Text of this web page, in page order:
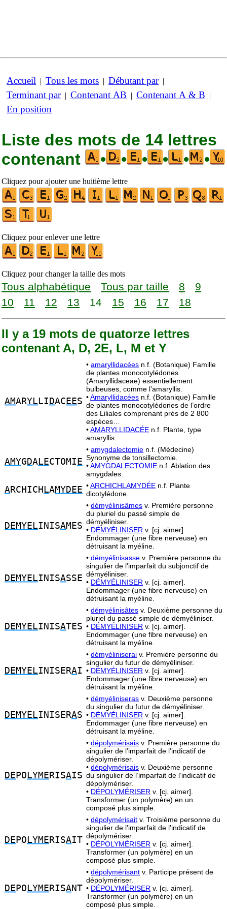
Accueil | Tous les mots | Débutant par|
Terminant par| Contenant AB | Contenant A & B |
En position
Liste des mots de 14 lettres
contenant
• • • • • •
Cliquez pour ajouter une huitième lettre
Cliquez pour enlever une lettre
Cliquez pour changer la taille des mots
Tous alphabétique Tous par taille 8
9
10
11 12 13 14 15 16 17 18
Il y a 19 mots de quatorze lettres
contenant A, D, 2E, L, M et Y
AMARYL LI DAC EES
• amaryllidacées n.f. (Botanique) Famille
de plantes monocotylédones
(Amaryllidaceae) essentiellement
bulbeuses, comme l’amaryllis.
•Amaryllidacées n.f. (Botanique) Famille
de plantes monocotylédones de l’ordre
des Liliales comprenant près de 2 800
espèces…
•AMARYLLIDACÉE n.f. Plante, type
amaryllis.
AMYG DALECTOMI E
• amygdalectomie n.f. (Médecine)
Synonyme de tonsillectomie.
•AMYGDALECTOMIE n.f. Ablation des
amygdales.
ARCHICH LAMYDEE •ARCHICHLAMYDÉE n.f. Plante
dicotylédone.
DEMYELINISAMES
• démyélinisâmes v. Première personne
du pluriel du passé simple de
démyéliniser.
• DÉMYÉLINISER v. [cj. aimer].
Endommager (une fibre nerveuse) en
détruisant la myéline.
DEMYELINISASSE
• démyélinisasse v. Première personne du
singulier de l’imparfait du subjonctif de
démyéliniser.
• DÉMYÉLINISER v. [cj. aimer].
Endommager (une fibre nerveuse) en
détruisant la myéline.
DEMYELINISATES
• démyélinisâtes v. Deuxième personne du
pluriel du passé simple de démyéliniser.
• DÉMYÉLINISER v. [cj. aimer].
Endommager (une fibre nerveuse) en
détruisant la myéline.
DEMYELINISERAI
• démyéliniserai v. Première personne du
singulier du futur de démyéliniser.
• DÉMYÉLINISER v. [cj. aimer].
Endommager (une fibre nerveuse) en
détruisant la myéline.
DEMYELINISERAS
• démyéliniseras v. Deuxième personne
du singulier du futur de démyéliniser.
• DÉMYÉLINISER v. [cj. aimer].
Endommager (une fibre nerveuse) en
détruisant la myéline.
DE PO LYME RISAIS
• dépolymérisais v. Première personne du
singulier de l’imparfait de l’indicatif de
dépolymériser.
• dépolymérisais v. Deuxième personne
du singulier de l’imparfait de l’indicatif de
dépolymériser.
• DÉPOLYMÉRISER v. [cj. aimer].
Transformer (un polymère) en un
composé plus simple.
DE PO LYME RISAIT
• dépolymérisait v. Troisième personne du
singulier de l’imparfait de l’indicatif de
dépolymériser.
• DÉPOLYMÉRISER v. [cj. aimer].
Transformer (un polymère) en un
composé plus simple.
DE PO LYME RISANT
• dépolymérisant v. Participe présent de
dépolymériser.
• DÉPOLYMÉRISER v. [cj. aimer].
Transformer (un polymère) en un
composé plus simple.